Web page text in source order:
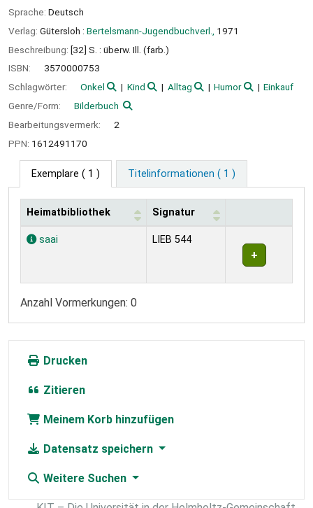
Sprache: Deutsch
Verlag: Gütersloh : Bertelsmann-Jugendbuchverl.,
1971
Beschreibung: [32] S. : überw. Ill. (farb.)
ISBN:
3570000753
Schlagwörter:
Onkel Kind Alltag Humor
Einkauf
Genre/Form:
Bilderbuch
Bearbeitungsvermerk:
2
PPN: 1612491170
Exemplare ( 1 ) Titelinformationen ( 1 )
Exemplare
Heimatbibliothek Signatur
saai LIEB 544
Anzahl Vormerkungen: 0
Drucken
Zitieren
Meinem Korb hinzufügen
Datensatz speichern
Weitere Suchen